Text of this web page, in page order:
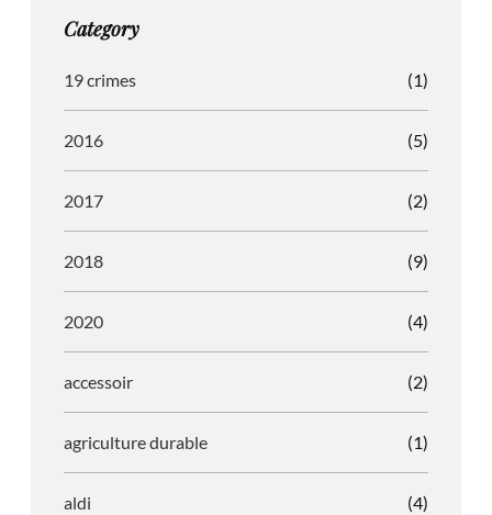
r
m
o
Category
19 crimes (1)
2016 (5)
2017 (2)
2018 (9)
2020 (4)
accessoir (2)
agriculture durable (1)
aldi (4)